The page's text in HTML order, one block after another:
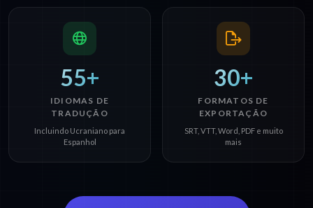
55+
IDIOMAS DE
TRADUÇÃO
Incluindo Ucraniano para
Espanhol
30+
FORMATOS DE
EXPORTAÇÃO
SRT, VTT, Word, PDF e muito
mais